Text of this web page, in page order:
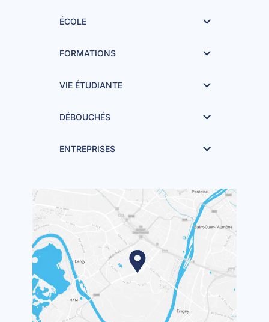
ÉCOLE
FORMATIONS
VIE ÉTUDIANTE
DÉBOUCHÉS
ENTREPRISES